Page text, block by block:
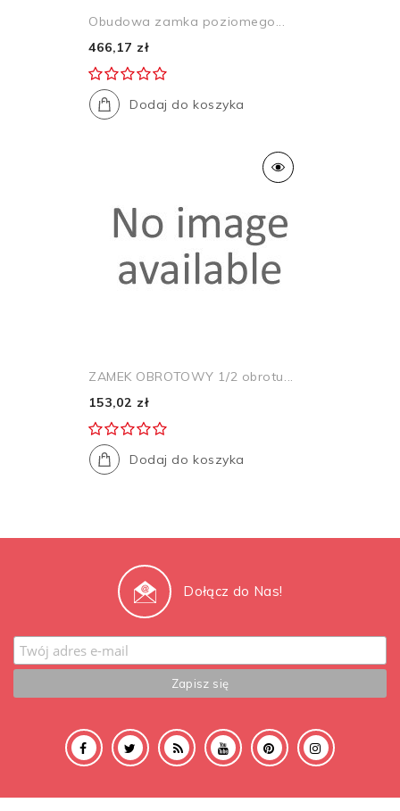
Obudowa zamka poziomego...
466,17 zł
Dodaj do koszyka
ZAMEK OBROTOWY 1/2 obrotu...
153,02 zł
Dodaj do koszyka
Dołącz do Nas!